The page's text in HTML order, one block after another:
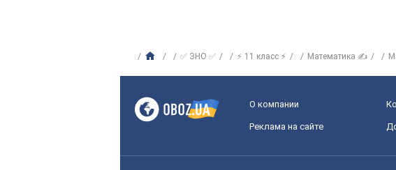
✅ ЗНО ✅ ⚡ 11 класс ⚡ Математика ✍
О компании
Реклама на сайте